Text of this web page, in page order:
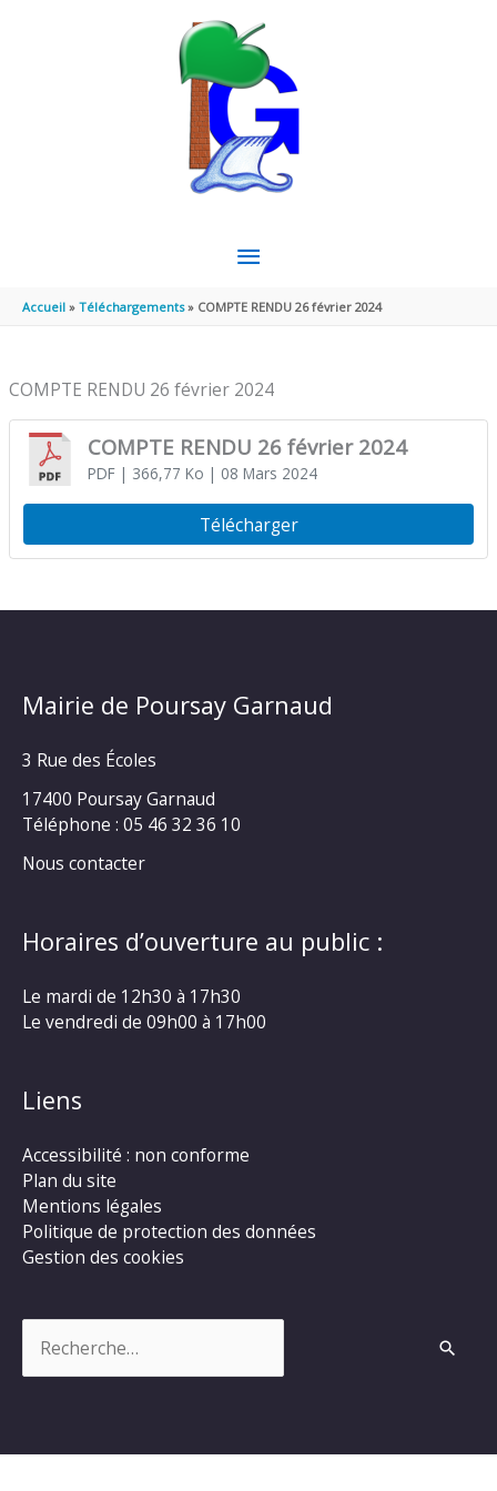
MENU
PRINCIPAL
Accueil Téléchargements COMPTE RENDU 26 février 2024
COMPTE RENDU 26 février 2024
COMPTE RENDU 26 février 2024
PDF| 366,77 Ko | 08 Mars 2024
Télécharger
Mairie de Poursay Garnaud
3 Rue des Écoles
17400 Poursay Garnaud
Téléphone : 05 46 32 36 10
Nous contacter
Horaires d’ouverture au public :
Le mardi de 12h30 à 17h30
Le vendredi de 09h00 à 17h00
Liens
Accessibilité : non conforme
Plan du site
Mentions légales
Politique de protection des données
Gestion des cookies